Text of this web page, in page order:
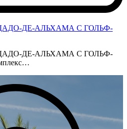
ДЕ-АЛЬХАМА С ГОЛЬФ-
ДЕ-АЛЬХАМА С ГОЛЬФ-